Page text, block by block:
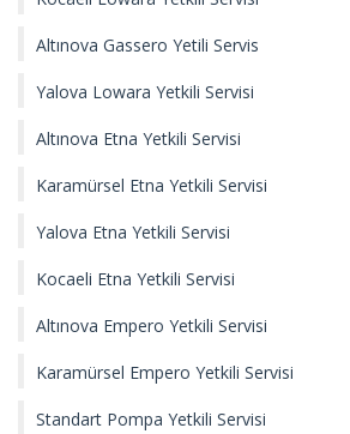
Altınova Gassero Yetili Servis
Yalova Lowara Yetkili Servisi
Altınova Etna Yetkili Servisi
Karamürsel Etna Yetkili Servisi
Yalova Etna Yetkili Servisi
Kocaeli Etna Yetkili Servisi
Altınova Empero Yetkili Servisi
Karamürsel Empero Yetkili Servisi
Standart Pompa Yetkili Servisi